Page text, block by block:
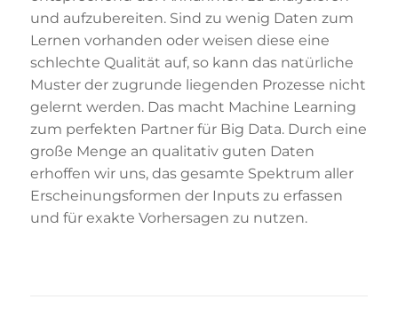
und aufzubereiten. Sind zu wenig Daten zum
Lernen vorhanden oder weisen diese eine
schlechte Qualität auf, so kann das natürliche
Muster der zugrunde liegenden Prozesse nicht
gelernt werden. Das macht Machine Learning
zum perfekten Partner für Big Data. Durch eine
große Menge an qualitativ guten Daten
erhoffen wir uns, das gesamte Spektrum aller
Erscheinungsformen der Inputs zu erfassen
und für exakte Vorhersagen zu nutzen.